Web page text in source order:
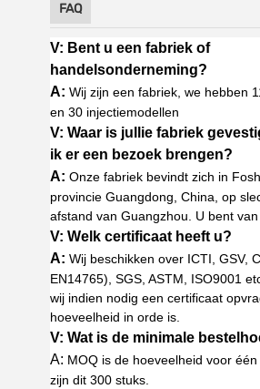
FAQ
V: Bent u een fabriek of
handelsonderneming?
A: Wij zijn een fabriek, we hebben
en 30 injectiemodellen
V: Waar is jullie fabriek
ik er een bezoek brengen?
A: Onze fabriek bevindt zich in
provincie Guangdong, China, op
afstand van Guangzhou. U bent van
V: Welk certificaat heeft u?
A: Wij beschikken over ICTI, GSV,
EN14765), SGS, ASTM, ISO9001
wij indien nodig een certificaat
hoeveelheid in orde is.
V: Wat is de minimale
A: MOQ is de hoeveelheid voor
zijn dit 300 stuks.